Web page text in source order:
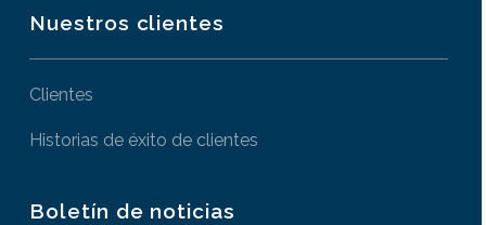
Nuestros clientes
Clientes
Historias de éxito de clientes
Boletín de noticias